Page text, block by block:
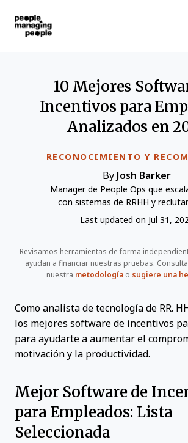
RECONOCIMIENTO Y
10 Mejores
Incentivos para
Analizados en
By Josh Barker
Manager de People Ops que
con sistemas de RRHH y
Last updated on Jul 31,
Revisamos herramientas de forma
ayudan a financiar nuestras pruebas.
nuestra metodología o sugiere una
Como analista de tecnología de RR.
los mejores software de incentivos
para ayudarte a aumentar el
motivación y la productividad.
Mejor Software de
para Empleados: Lista
Seleccionada